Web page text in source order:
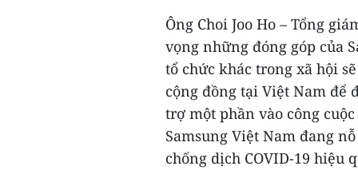
Ông Choi Joo Ho – Tổng
vọng những đóng góp của
tổ chức khác trong xã hội
cộng đồng tại Việt Nam để
trợ một phần vào công
Samsung Việt Nam đang
chống dịch COVID-19 hiệu